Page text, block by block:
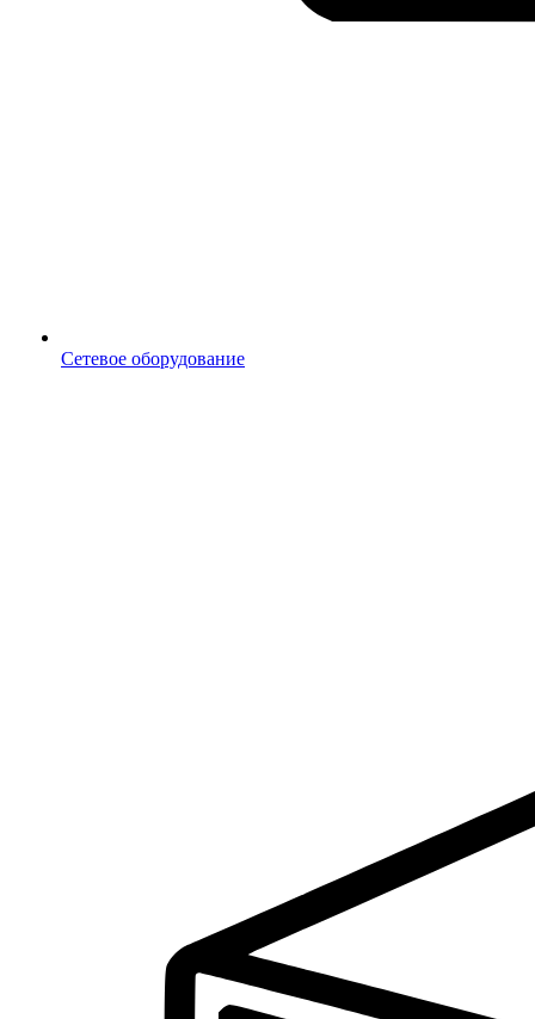
Сетевое оборудование